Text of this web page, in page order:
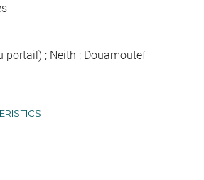
portail) ; Neith ; Douamoutef